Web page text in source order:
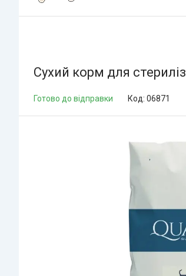
Сухий корм для
Готово до відправки Код: 06871